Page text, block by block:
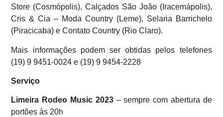
Store (Cosmópolis), Calçados São João (Iracemápolis),
Cris & Cia – Moda Country (Leme), Selaria Barrichelo
(Piracicaba) e Contato Country (Rio Claro).
Mais informações podem ser obtidas pelos telefones
(19) 9 9451-0024 e (19) 9 9454-2228
Serviço
Limeira Rodeo Music 2023 ­ – sempre com abertura de
portões às 20h